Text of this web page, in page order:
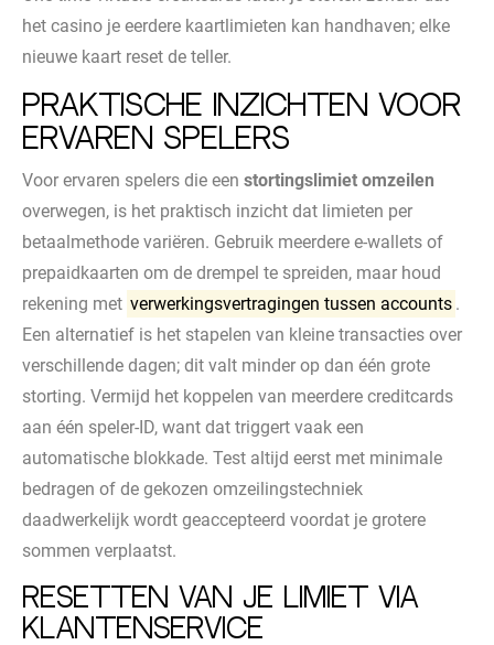
het casino je eerdere kaartlimieten kan handhaven; elke
nieuwe kaart reset de teller.
Praktische inzichten voor
ervaren spelers
Voor ervaren spelers die een stortingslimiet omzeilen
overwegen, is het praktisch inzicht dat limieten per
betaalmethode variëren. Gebruik meerdere e-wallets of
prepaidkaarten om de drempel te spreiden, maar houd
rekening met verwerkingsvertragingen tussen accounts .
Een alternatief is het stapelen van kleine transacties over
verschillende dagen; dit valt minder op dan één grote
storting. Vermijd het koppelen van meerdere creditcards
aan één speler-ID, want dat triggert vaak een
automatische blokkade. Test altijd eerst met minimale
bedragen of de gekozen omzeilingstechniek
daadwerkelijk wordt geaccepteerd voordat je grotere
sommen verplaatst.
Resetten van je limiet via
klantenservice